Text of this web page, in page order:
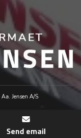
Jensen A/S
Send email